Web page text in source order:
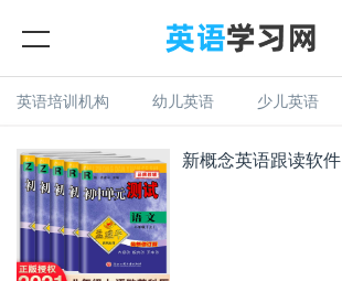
英语培训机构 幼儿英语 少儿英语
新概念英语跟读软件